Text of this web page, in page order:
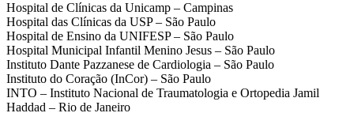
Hospital de Clínicas da Unicamp – Campinas
Hospital das Clínicas da USP – São Paulo
Hospital de Ensino da UNIFESP – São Paulo
Hospital Municipal Infantil Menino Jesus – São Paulo
Instituto Dante Pazzanese de Cardiologia – São Paulo
Instituto do Coração (InCor) – São Paulo
INTO – Instituto Nacional de Traumatologia e Ortopedia Jamil
Haddad – Rio de Janeiro